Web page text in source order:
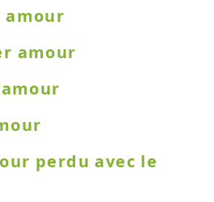
amour
amour
perdu avec le